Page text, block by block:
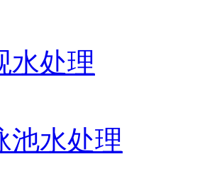
水处理
池水处理